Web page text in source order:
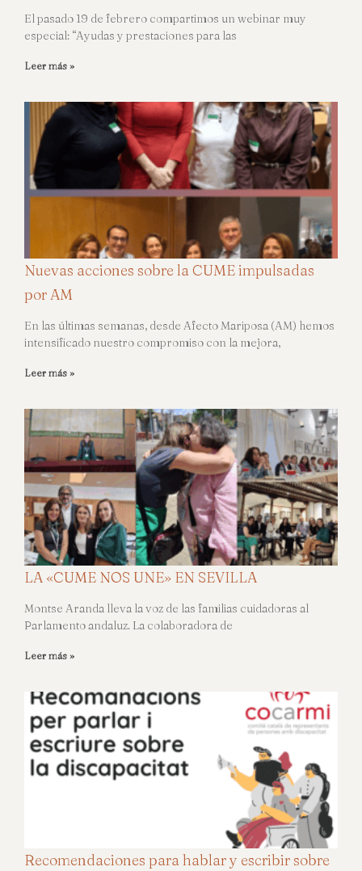
El pasado 19 de febrero compartimos un webinar muy
especial: “Ayudas y prestaciones para las
Leer más »
Nuevas acciones sobre la CUME impulsadas
por AM
En las últimas semanas, desde Afecto Mariposa (AM) hemos
intensificado nuestro compromiso con la mejora,
Leer más »
LA «CUME NOS UNE» EN SEVILLA
Montse Aranda lleva la voz de las familias cuidadoras al
Parlamento andaluz. La colaboradora de
Leer más »
Recomendaciones para hablar y escribir sobre